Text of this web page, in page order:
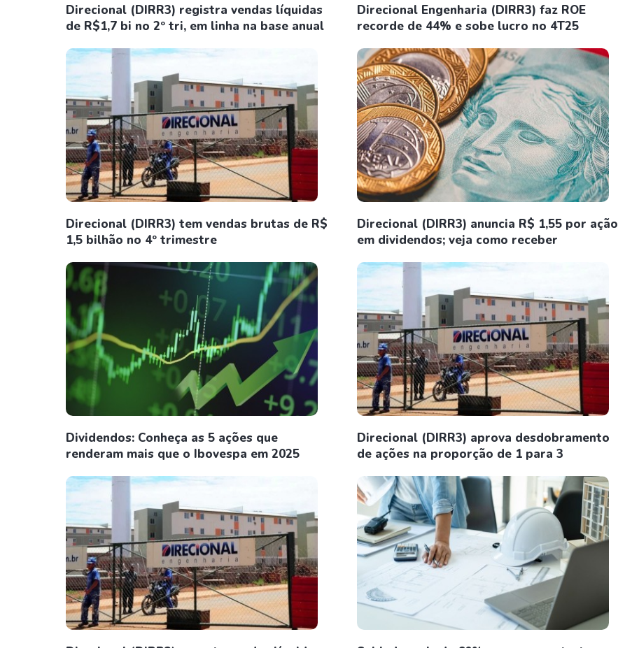
Direcional (DIRR3) registra vendas líquidas
de R$1,7 bi no 2º tri, em linha na base anual
Direcional Engenharia (DIRR3) faz ROE
recorde de 44% e sobe lucro no 4T25
Direcional (DIRR3) tem vendas brutas de R$
1,5 bilhão no 4º trimestre
Direcional (DIRR3) anuncia R$ 1,55 por ação
em dividendos; veja como receber
Dividendos: Conheça as 5 ações que
renderam mais que o Ibovespa em 2025
Direcional (DIRR3) aprova desdobramento
de ações na proporção de 1 para 3